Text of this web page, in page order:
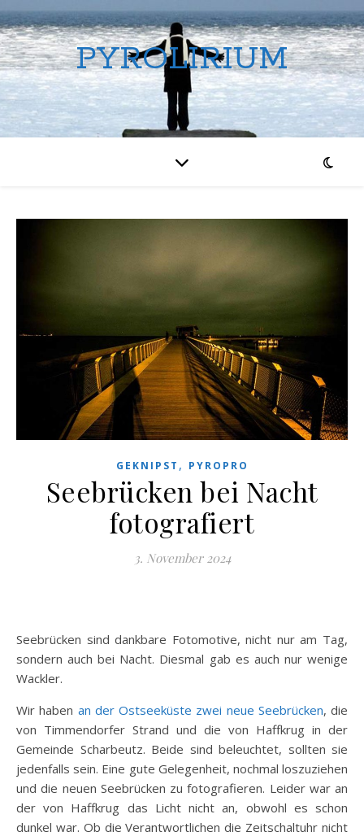
PYROLIRIUM
GEKNIPST , PYROPRO
Seebrücken bei Nacht
fotografiert
3. November 2024
Seebrücken sind dankbare Fotomotive, nicht nur am Tag,
sondern auch bei Nacht. Diesmal gab es auch nur wenige
Wackler.
Wir haben an der Ostseeküste zwei neue Seebrücken, die
von Timmendorfer Strand und die von Haffkrug in der
Gemeinde Scharbeutz. Beide sind beleuchtet, sollten sie
jedenfalls sein. Eine gute Gelegenheit, nochmal loszuziehen
und die neuen Seebrücken zu fotografieren. Leider war an
der von Haffkrug das Licht nicht an, obwohl es schon
dunkel war. Ob die Verantwortlichen die Zeitschaltuhr nicht